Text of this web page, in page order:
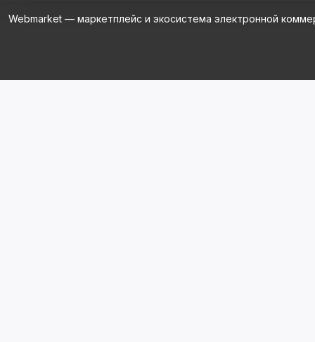
Webmarket — маркетплейс и экосистема электронной